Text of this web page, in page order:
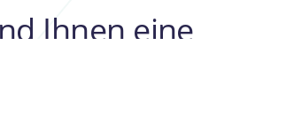
Ihnen eine